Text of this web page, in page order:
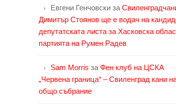
Евгени Генчовски за
Димитър Стоянов ще е водач на
депутатската листа за Хасковска
партията на Румен Радев
Sam Morris за Фен клуб на ЦСКА
„Червена граница“ – Свиленград кани
общо събрание